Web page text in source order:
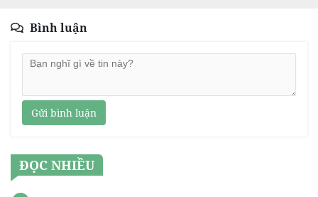
Bình luận
Gửi bình luận
ĐỌC NHIỀU